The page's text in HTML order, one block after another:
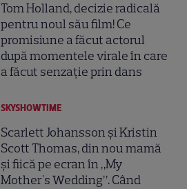
Tom Holland, decizie radicală
pentru noul său film! Ce
promisiune a făcut actorul
după momentele virale în care
a făcut senzație prin dans
SKYSHOWTIME
Scarlett Johansson și Kristin
Scott Thomas, din nou mamă
și fiică pe ecran în „My
Mother's Wedding”. Când